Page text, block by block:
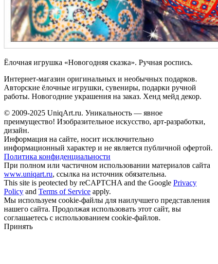
Ёлочная игрушка «Новогодняя сказка». Ручная роспись.
Интернет-магазин оригинальных и необычных подарков.
Авторские ёлочные игрушки, сувениры, подарки ручной
работы. Новогодние украшения на заказ. Хенд мейд декор.
© 2009-2025 UniqАrt.ru. Уникальность — явное
преимущество! Изобразительное искусство, арт-разработки,
дизайн.
Информация на сайте, носит исключительно
информационный характер и не является публичной офертой.
Политика конфиденциальности
При полном или частичном использовании материалов сайта
www.uniqart.ru, ссылка на источник обязательна.
This site is peotected by reCAPTCHA and the Google Privacy
Policy and Terms of Service apply.
Мы используем cookie-файлы для наилучшего представления
нашего сайта. Продолжая использовать этот сайт, вы
соглашаетесь с использованием cookie-файлов.
Принять